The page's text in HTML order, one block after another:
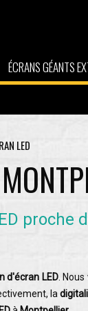
ÉCRANS GÉANTS
LED
proche
d'écran LED.
la